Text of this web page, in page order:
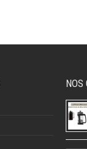
NOS